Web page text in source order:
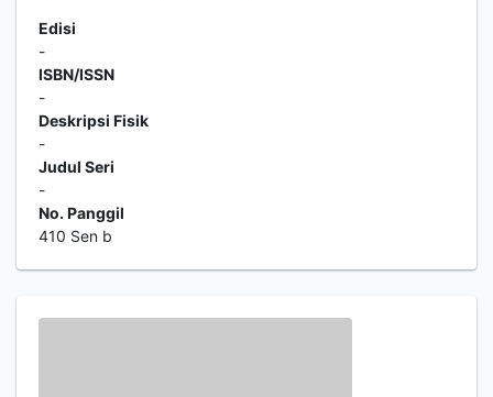
Edisi
-
ISBN/ISSN
-
Deskripsi Fisik
-
Judul Seri
-
No. Panggil
410 Sen b